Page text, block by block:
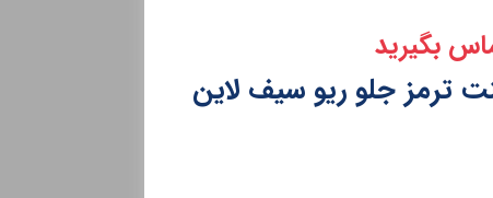
بگیرید
ترمز جلو ریو سیف لاین